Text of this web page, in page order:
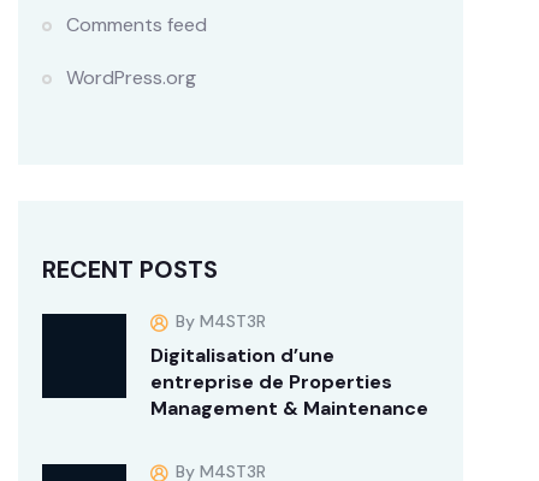
Comments feed
WordPress.org
RECENT POSTS
By M4ST3R
Digitalisation d’une
entreprise de Properties
Management & Maintenance
By M4ST3R